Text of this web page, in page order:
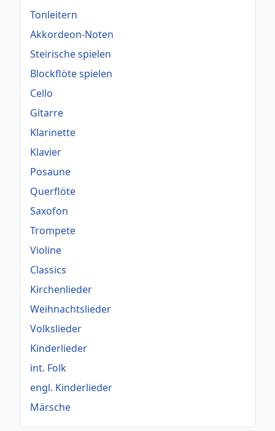
Tonleitern
Akkordeon-Noten
Steirische spielen
Blockflöte spielen
Cello
Gitarre
Klarinette
Klavier
Posaune
Querflöte
Saxofon
Trompete
Violine
Classics
Kirchenlieder
Weihnachtslieder
Volkslieder
Kinderlieder
int. Folk
engl. Kinderlieder
Märsche